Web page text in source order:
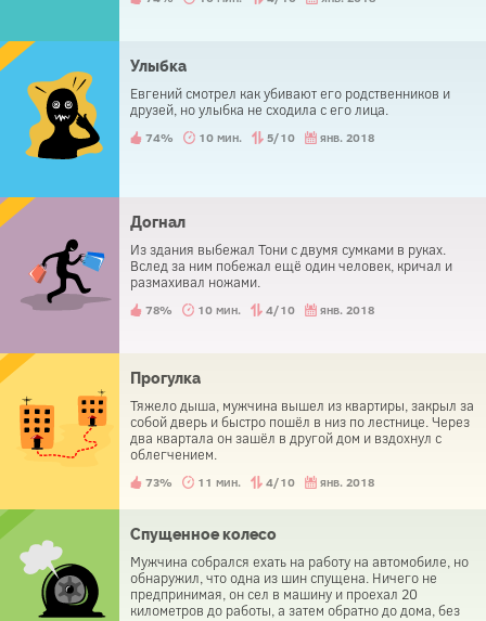
Улыбка
Евгений смотрел как убивают его родственников и
друзей, но улыбка не сходила с его лица.
74% 10 мин. 5/10 янв. 2018
Догнал
Из здания выбежал Тони с двумя сумками в руках.
Вслед за ним побежал ещё один человек, кричал и
размахивал ножами.
78% 10 мин. 4/10 янв. 2018
Прогулка
Тяжело дыша, мужчина вышел из квартиры, закрыл за
собой дверь и быстро пошёл в низ по лестнице. Через
два квартала он зашёл в другой дом и вздохнул с
облегчением.
73% 11 мин. 4/10 янв. 2018
Спущенное колесо
Мужчина собрался ехать на работу на автомобиле, но
обнаружил, что одна из шин спущена. Ничего не
предпринимая, он сел в машину и проехал 20
километров до работы, а затем обратно до дома, без